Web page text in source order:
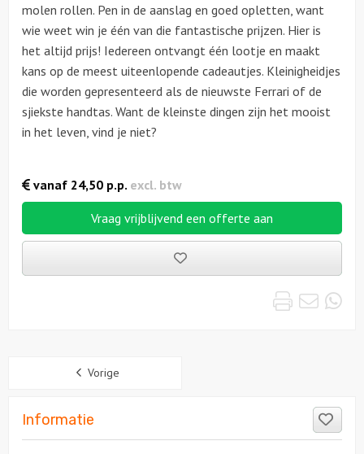
molen rollen. Pen in de aanslag en goed opletten, want
wie weet win je één van die fantastische prijzen. Hier is
het altijd prijs! Iedereen ontvangt één lootje en maakt
kans op de meest uiteenlopende cadeautjes. Kleinigheidjes
die worden gepresenteerd als de nieuwste Ferrari of de
sjiekste handtas. Want de kleinste dingen zijn het mooist
in het leven, vind je niet?
Vraag vrijblijvend een offerte aan
uitjes
vanaf 24,50 p.p. excl. btw
Print
Vorige
Informatie